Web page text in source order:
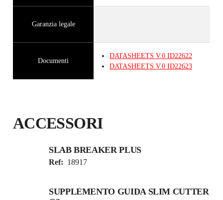
Garanzia legale
Documenti
DATASHEETS V.0 ID22622
DATASHEETS V.0 ID22623
ACCESSORI
SLAB BREAKER PLUS
Ref: 18917
SUPPLEMENTO GUIDA SLIM CUTTER